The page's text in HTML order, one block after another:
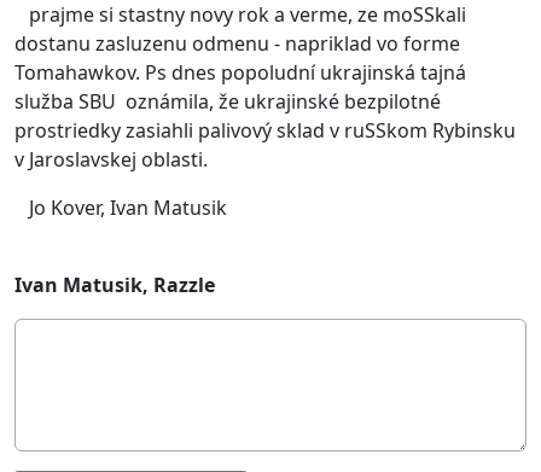
prajme si stastny novy rok a verme, ze moSSkali
dostanu zasluzenu odmenu - napriklad vo forme
Tomahawkov. Ps dnes popoludní ukrajinská tajná
služba SBU oznámila, že ukrajinské bezpilotné
prostriedky zasiahli palivový sklad v ruSSkom Rybinsku
v Jaroslavskej oblasti.
Jo Kover, Ivan Matusik
Ivan Matusik, Razzle